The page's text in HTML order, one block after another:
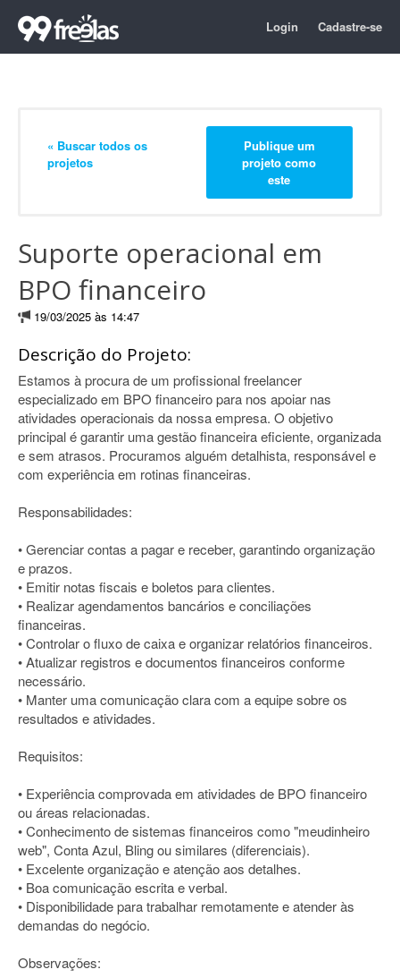
Login Cadastre-se
« Buscar todos os
projetos
Publique um
projeto como
este
Suporte operacional em
BPO financeiro
19/03/2025 às 14:47
Descrição do Projeto:
Estamos à procura de um profissional freelancer
especializado em BPO financeiro para nos apoiar nas
atividades operacionais da nossa empresa. O objetivo
principal é garantir uma gestão financeira eficiente, organizada
e sem atrasos. Procuramos alguém detalhista, responsável e
com experiência em rotinas financeiras.
Responsabilidades:
• Gerenciar contas a pagar e receber, garantindo organização
e prazos.
• Emitir notas fiscais e boletos para clientes.
• Realizar agendamentos bancários e conciliações
financeiras.
• Controlar o fluxo de caixa e organizar relatórios financeiros.
• Atualizar registros e documentos financeiros conforme
necessário.
• Manter uma comunicação clara com a equipe sobre os
resultados e atividades.
Requisitos:
• Experiência comprovada em atividades de BPO financeiro
ou áreas relacionadas.
• Conhecimento de sistemas financeiros como "meudinheiro
web", Conta Azul, Bling ou similares (diferenciais).
• Excelente organização e atenção aos detalhes.
• Boa comunicação escrita e verbal.
• Disponibilidade para trabalhar remotamente e atender às
demandas do negócio.
Observações: